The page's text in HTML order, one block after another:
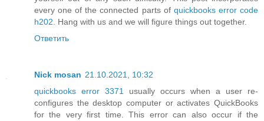
every one of the connected parts of quickbooks error code
h202. Hang with us and we will figure things out together.
Ответить
Nick mosan 21.10.2021, 10:32
quickbooks error 3371 usually occurs when a user re-
configures the desktop computer or activates QuickBooks
for the very first time. This error can also occur if the